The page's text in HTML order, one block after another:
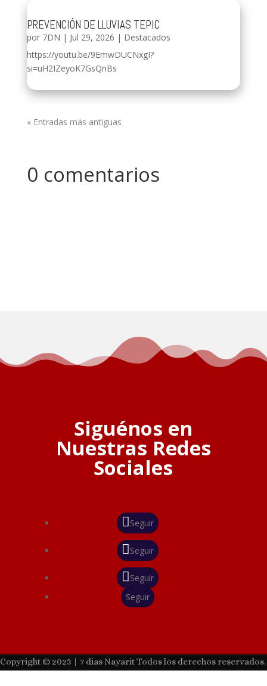
PREVENCIÓN DE LLUVIAS TEPIC
por 7DN | Jul 29, 2026 | Destacados
https://youtu.be/9EmwDUCNxgI?
si=uH2IZeyoK7GsQnBs
« Entradas más antiguas
0 comentarios
Siguénos en
Nuestras Redes
Sociales
Seguir
Seguir
Seguir
Seguir
Copyright © 2023 | 7 dias Nayarit Todos los derechos reservados.